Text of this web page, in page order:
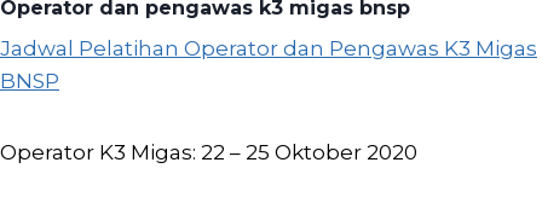
Operator dan pengawas k3 migas bnsp
Jadwal Pelatihan Operator dan Pengawas K3 Migas
BNSP
Operator K3 Migas: 22 – 25 Oktober 2020